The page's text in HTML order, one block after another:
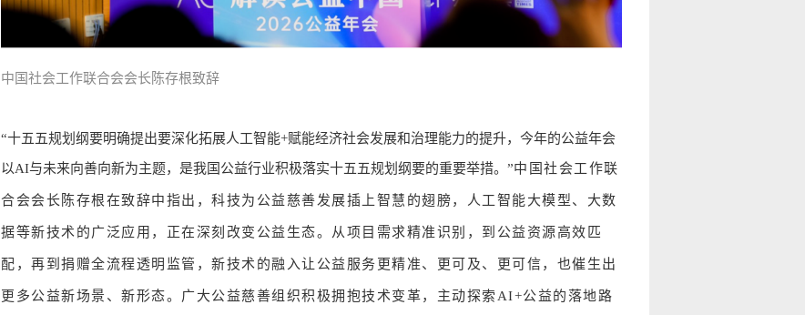
中国社会工作联合会会长陈存根致辞
“十五五规划纲要明确提出要深化拓展人工智能+赋能经济社会发展和治理能力的提升，今年的公益年会
以AI与未来向善向新为主题，是我国公益行业积极落实十五五规划纲要的重要举措。”中国社会工作联
合会会长陈存根在致辞中指出，科技为公益慈善发展插上智慧的翅膀，人工智能大模型、大数
据等新技术的广泛应用，正在深刻改变公益生态。从项目需求精准识别，到公益资源高效匹
配，再到捐赠全流程透明监管，新技术的融入让公益服务更精准、更可及、更可信，也催生出
更多公益新场景、新形态。广大公益慈善组织积极拥抱技术变革，主动探索 AI+公益的落地路